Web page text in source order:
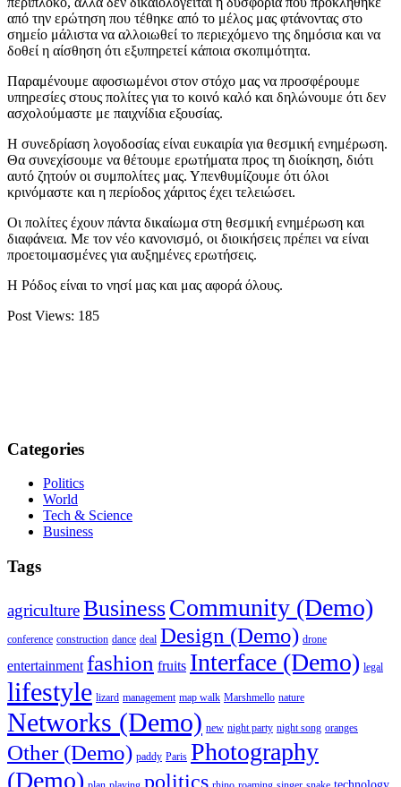
από την ερώτηση που τέθηκε από το μέλος μας φτάνοντας στο
σημείο μάλιστα να αλλοιωθεί το περιεχόμενο της δημόσια και να
δοθεί η αίσθηση ότι εξυπηρετεί κάποια σκοπιμότητα.
Παραμένουμε αφοσιωμένοι στον στόχο μας να προσφέρουμε
υπηρεσίες στους πολίτες για το κοινό καλό και δηλώνουμε ότι δεν
ασχολούμαστε με παιχνίδια εξουσίας.
Η συνεδρίαση λογοδοσίας είναι ευκαιρία για θεσμική ενημέρωση.
Θα συνεχίσουμε να θέτουμε ερωτήματα προς τη διοίκηση, διότι
αυτό ζητούν οι συμπολίτες μας. Υπενθυμίζουμε ότι όλοι
κρινόμαστε και η περίοδος χάριτος έχει τελειώσει.
Οι πολίτες έχουν πάντα δικαίωμα στη θεσμική ενημέρωση και
διαφάνεια. Με τον νέο κανονισμό, οι διοικήσεις πρέπει να είναι
προετοιμασμένες για αυξημένες ερωτήσεις.
Η Ρόδος είναι το νησί μας και μας αφορά όλους.
Post Views: 185
Categories
Politics
World
Tech & Science
Business
Tags
agricultureBusinessCommunity (Demo)
conference construction dance deal Design (Demo) drone
entertainment fashion fruits Interface (Demo) legal
lifestyle lizard management map walk Marshmello nature
Networks (Demo) new night party night song oranges
Other (Demo) paddy Paris Photography
(Demo)
politics